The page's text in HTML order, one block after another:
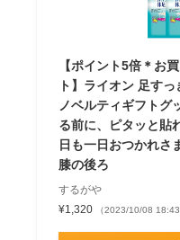
【ポイント5倍＊お
ト】ライオン 足す
ノベルティギフトグ
る前に、ピタッと貼
日も一日おつかれさ
膝の後ろ
するがや
¥1,320
（2023/10/08